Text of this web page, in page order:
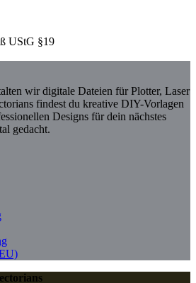
UStG §19
wir digitale Dateien für Plotter, Laser
findest du kreative DIY-Vorlagen
Designs für dein nächstes
gedacht.